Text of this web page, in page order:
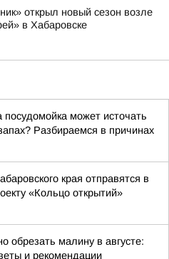
открыл новый сезон возле
в Хабаровске
может источать
Разбираемся в причинах
края отправятся в
«Кольцо открытий»
обрезать малину в августе:
и рекомендации